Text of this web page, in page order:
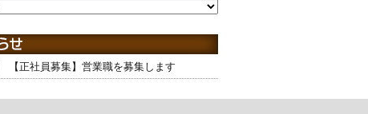
【正社員募集】営業職を募集します